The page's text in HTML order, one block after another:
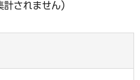
されません）